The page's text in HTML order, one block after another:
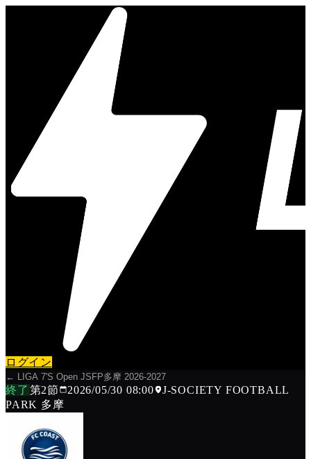
ログイン
← LIGA 7'S Open JSFP多摩 2026-2027
終了 第2節 2026/05/30 08:00
J-SOCIETY FOOTBALL
PARK 多摩